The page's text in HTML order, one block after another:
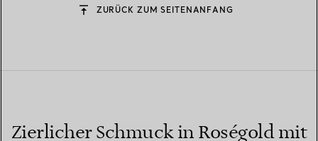
ZURÜCK ZUM SEITENANFANG
Zierlicher Schmuck in Roségold mit